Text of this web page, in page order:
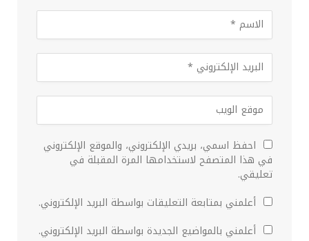
احفظ اسمي، بريدي الإلكتروني، والموقع الإلكتروني
في هذا المتصفح لاستخدامها المرة المقبلة في
تعليقي.
أعلمني بمتابعة التعليقات بواسطة البريد الإلكتروني.
أعلمني بالمواضيع الجديدة بواسطة البريد الإلكتروني.